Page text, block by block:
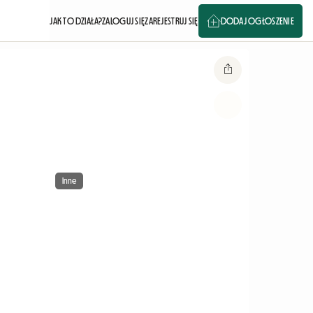
JAK TO DZIAŁA?ZALOGUJ SIĘZAREJESTRUJ SIĘ DODAJ OGŁOSZENIE
Inne